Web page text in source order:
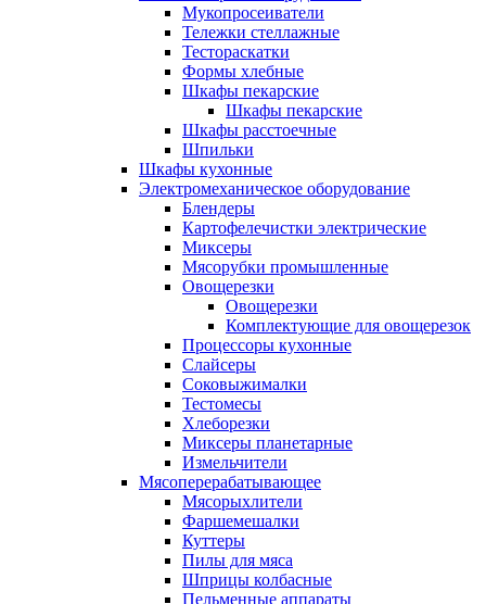
Мукопросеиватели
Тележки стеллажные
Тестораскатки
Формы хлебные
Шкафы пекарские
Шкафы пекарские
Шкафы расстоечные
Шпильки
Шкафы кухонные
Электромеханическое оборудование
Блендеры
Картофелечистки электрические
Миксеры
Мясорубки промышленные
Овощерезки
Овощерезки
Комплектующие для овощерезок
Процессоры кухонные
Слайсеры
Соковыжималки
Тестомесы
Хлеборезки
Миксеры планетарные
Измельчители
Мясоперерабатывающее
Мясорыхлители
Фаршемешалки
Куттеры
Пилы для мяса
Шприцы колбасные
Пельменные аппараты